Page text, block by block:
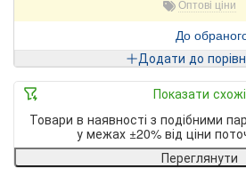
Оптові ціни
До
Додати до
Показати схожі
Товари в наявності з подібними
у межах ±20% від ціни
Переглянути